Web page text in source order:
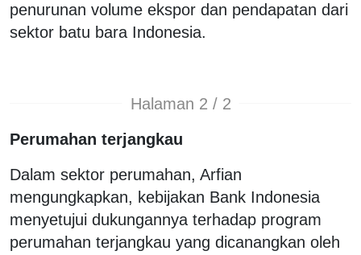
penurunan volume ekspor dan pendapatan dari
sektor batu bara Indonesia.
Halaman 2 / 2
Perumahan terjangkau
Dalam sektor perumahan, Arfian
mengungkapkan, kebijakan Bank Indonesia
menyetujui dukungannya terhadap program
perumahan terjangkau yang dicanangkan oleh